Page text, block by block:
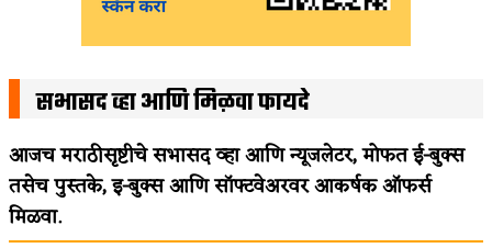
सभासद व्हा आणि मिळवा फायदे
आजच मराठीसृष्टीचे सभासद व्हा आणि न्यूजलेटर, मोफत ई-बुक्स
तसेच पुस्तके, इ-बुक्स आणि सॉफ्टवेअरवर आकर्षक ऑफर्स
मिळवा.